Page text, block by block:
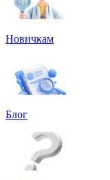
Новичкам
Блог